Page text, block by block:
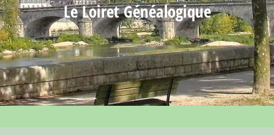
Le Loiret Généalogique